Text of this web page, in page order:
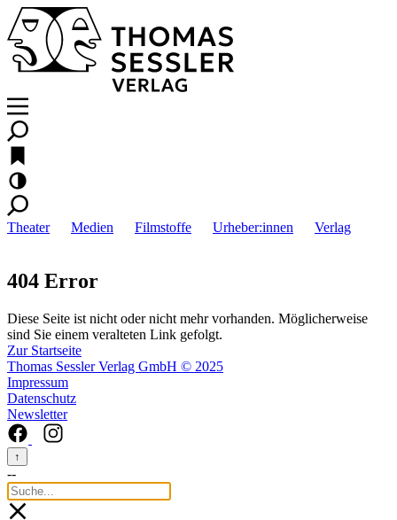
Theater Medien Filmstoffe Urheber:innen Verlag
404 Error
Diese Seite ist nicht oder nicht mehr vorhanden. Möglicherweise
sind Sie einem veralteten Link gefolgt.
Zur Startseite
Thomas Sessler Verlag GmbH © 2025
Impressum
Datenschutz
Newsletter
↑
--